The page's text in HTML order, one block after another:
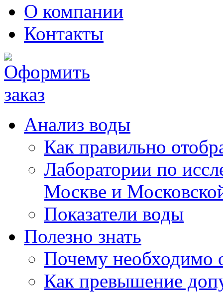
О компании
Контакты
Анализ воды
Как правильно
Лаборатории по
Москве и
Показатели воды
Полезно знать
Почему необходимо
Как превышение